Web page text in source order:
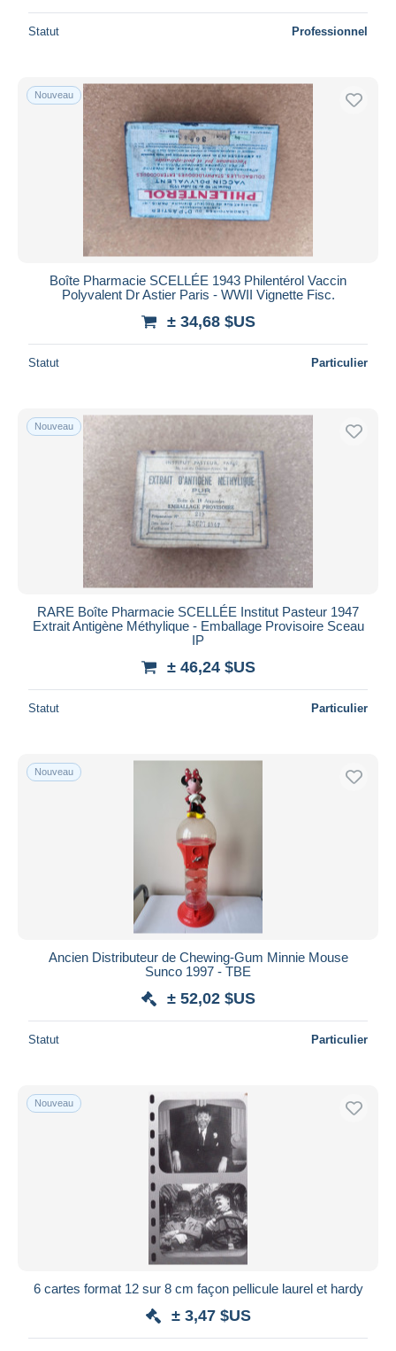
Statut Professionnel
Nouveau
Boîte Pharmacie SCELLÉE 1943 Philentérol Vaccin
Polyvalent Dr Astier Paris - WWII Vignette Fisc.
± 34,68 $US
Statut Particulier
Nouveau
RARE Boîte Pharmacie SCELLÉE Institut Pasteur 1947
Extrait Antigène Méthylique - Emballage Provisoire Sceau
IP
± 46,24 $US
Statut Particulier
Nouveau
Ancien Distributeur de Chewing-Gum Minnie Mouse
Sunco 1997 - TBE
± 52,02 $US
Statut Particulier
Nouveau
6 cartes format 12 sur 8 cm façon pellicule laurel et hardy
± 3,47 $US